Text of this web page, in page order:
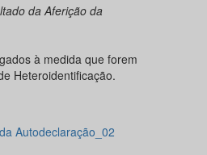
da Aferição da
à medida que forem
Heteroidentificação.
Autodeclaração_02